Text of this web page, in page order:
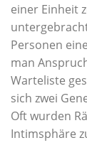
einer Einheit
Personen
man
Warteliste
sich zwei
Oft wurden
Intimsphäre